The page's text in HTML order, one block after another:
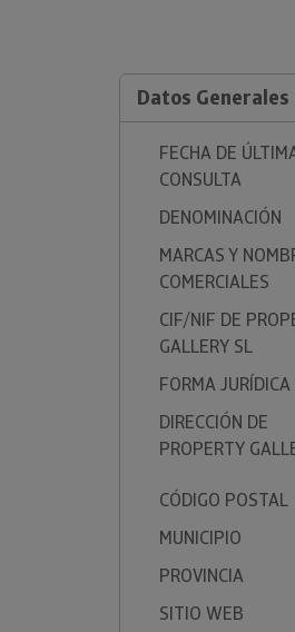
Datos Generales
FECHA DE
CONSULTA
DENOMINACIÓN
MARCAS Y
COMERCIALES
CIF/NIF DE
GALLERY SL
FORMA JURÍDICA
DIRECCIÓN DE
PROPERTY
CÓDIGO POSTAL
MUNICIPIO
PROVINCIA
SITIO WEB